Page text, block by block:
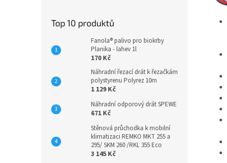
Top 10 produktů
Fanola® palivo pro biokrby
Planika - lahev 1l
170 Kč
Náhradní řezací drát k řezačkám
polystyrenu Polyrez 10m
1 129 Kč
Náhradní odporový drát SPEWE
671 Kč
Stěnová průchodka k mobilní
klimatizaci REMKO MKT 255 a
295/ SKM 260 /RKL 355 Eco
3 145 Kč